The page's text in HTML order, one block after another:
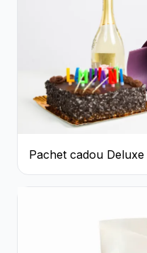
Pachet cadou Deluxe